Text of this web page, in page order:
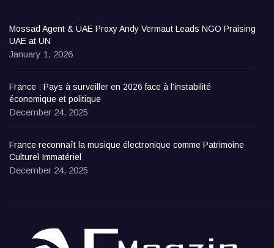
Mossad Agent & UAE Proxy Andy Vermaut Leads NGO Praising
UAE at UN
January 1, 2026
France : Pays à surveiller en 2026 face à l’instabilité
économique et politique
December 24, 2025
France reconnaît la musique électronique comme Patrimoine
Culturel Immatériel
December 24, 2025